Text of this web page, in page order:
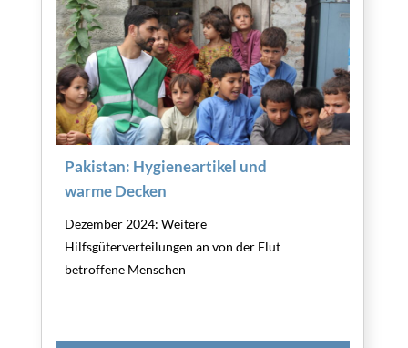
Pakistan: Hygieneartikel und
warme Decken
Dezember 2024: Weitere
Hilfsgüterverteilungen an von der Flut
betroffene Menschen